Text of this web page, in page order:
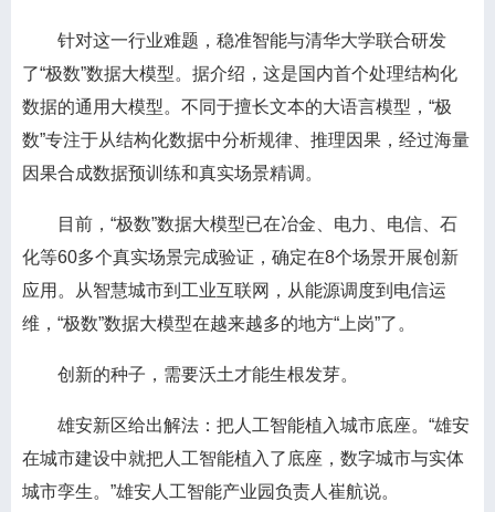
针对这一行业难题，稳准智能与清华大学联合研发
了“极数”数据大模型。据介绍，这是国内首个处理结构化
数据的通用大模型。不同于擅长文本的大语言模型，“极
数”专注于从结构化数据中分析规律、推理因果，经过海量
因果合成数据预训练和真实场景精调。
目前，“极数”数据大模型已在冶金、电力、电信、石
化等60多个真实场景完成验证，确定在8个场景开展创新
应用。从智慧城市到工业互联网，从能源调度到电信运
维，“极数”数据大模型在越来越多的地方“上岗”了。
创新的种子，需要沃土才能生根发芽。
雄安新区给出解法：把人工智能植入城市底座。“雄安
在城市建设中就把人工智能植入了底座，数字城市与实体
城市孪生。”雄安人工智能产业园负责人崔航说。